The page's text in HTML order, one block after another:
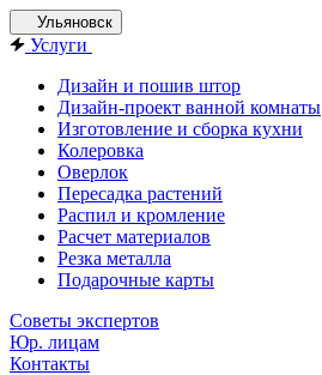
Ульяновск
Услуги
Дизайн и пошив штор
Дизайн-проект ванной комнаты
Изготовление и сборка кухни
Колеровка
Оверлок
Пересадка растений
Распил и кромление
Расчет материалов
Резка металла
Подарочные карты
Советы экспертов
Юр. лицам
Контакты